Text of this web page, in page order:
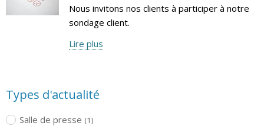
Nous invitons nos clients à participer à notre
sondage client.
Lire plus
Types d'actualité
Salle de presse (1)